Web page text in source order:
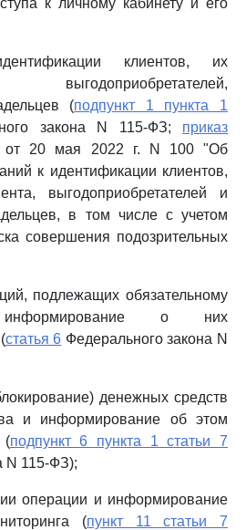
к личному кабинету и его
клиентов, их
выгодоприобретателей,
(подпункт 1 пункта 1
закона N 115-ФЗ; приказ
от 20 мая 2022 г. N 100 "Об
к идентификации клиентов,
выгодоприобретателей и
в том числе с учетом
совершения подозрительных
подлежащих обязательному
о них
статья 6 Федерального закона N
денежных средств
и информирование об этом
(подпункт 6 пункта 1 статьи 7
N 115-ФЗ);
операции и информирование
(пункт 11 статьи 7